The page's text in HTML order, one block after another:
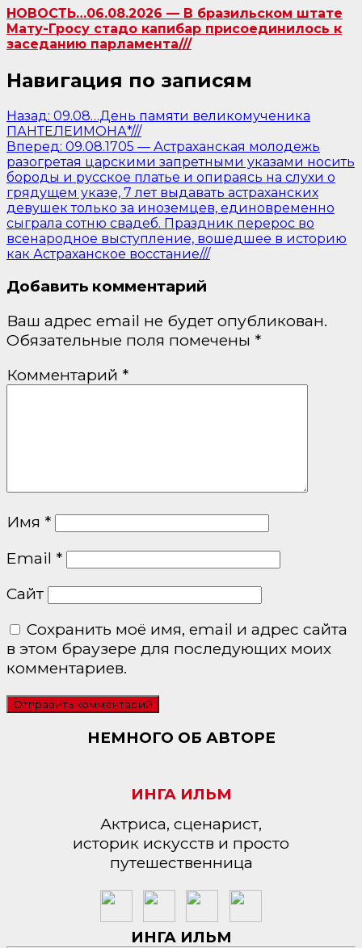
НОВОСТЬ…06.08.2026 — В бразильском штате
Мату-Гросу стадо капибар присоединилось к
заседанию парламента///
Навигация по записям
Назад: 09.08…День памяти великомученика
ПАНТЕЛЕИМОНА*///
Вперед: 09.08.1705 — Астраханская молодежь
разогретая царскими запретными указами носить
бороды и русское платье и опираясь на слухи о
грядущем указе, 7 лет выдавать астраханских
девушек только за иноземцев, единовременно
сыграла сотню свадеб. Праздник перерос во
всенародное выступление, вошедшее в историю
как Астраханское восстание///
Добавить комментарий
Ваш адрес email не будет опубликован.
Обязательные поля помечены *
Комментарий *
Имя *
Email *
Сайт
Сохранить моё имя, email и адрес сайта
в этом браузере для последующих моих
комментариев.
НЕМНОГО ОБ АВТОРЕ
ИНГА ИЛЬМ
Актриса, сценарист,
историк искусств и просто
путешественница
ИНГА ИЛЬМ